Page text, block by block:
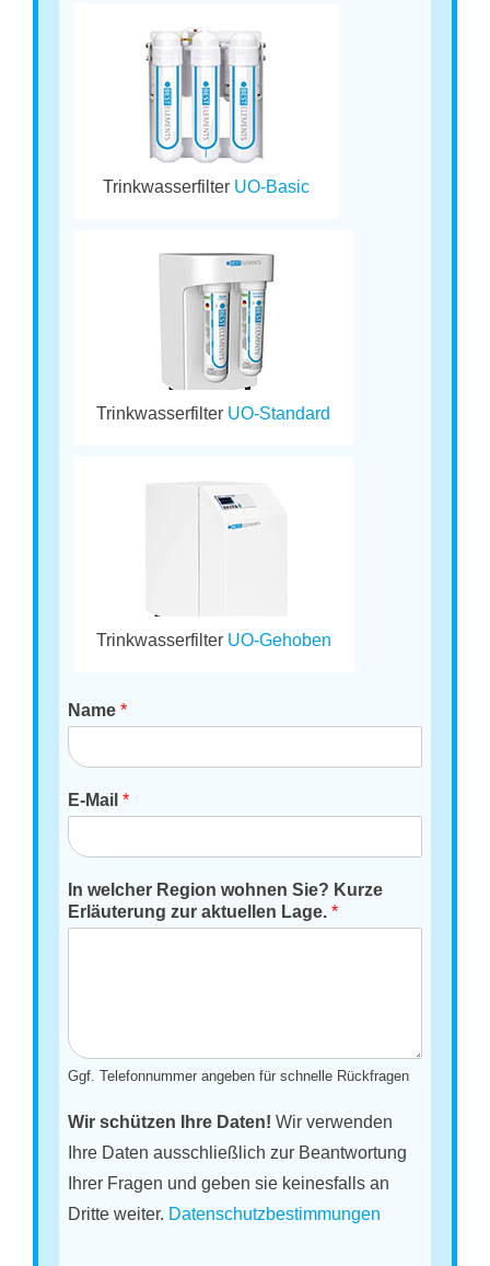
Trinkwasserfilter UO-Basic
Trinkwasserfilter UO-Standard
Trinkwasserfilter UO-Gehoben
Name*
E-Mail*
In welcher Region wohnen Sie? Kurze
Erläuterung zur aktuellen Lage.*
Ggf. Telefonnummer angeben für schnelle Rückfragen
Wir schützen Ihre Daten! Wir verwenden
Ihre Daten ausschließlich zur Beantwortung
Ihrer Fragen und geben sie keinesfalls an
Dritte weiter. Datenschutzbestimmungen